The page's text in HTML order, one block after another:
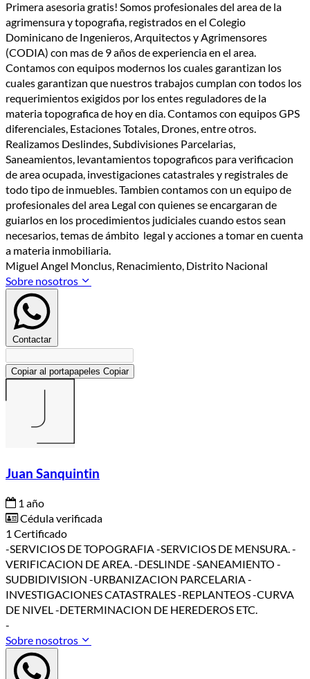
Primera asesoria gratis! Somos profesionales del area de la
agrimensura y topografia, registrados en el Colegio
Dominicano de Ingenieros, Arquitectos y Agrimensores
(CODIA) con mas de 9 años de experiencia en el area.
Contamos con equipos modernos los cuales garantizan los
cuales garantizan que nuestros trabajos cumplan con todos los
requerimientos exigidos por los entes reguladores de la
materia topografica de hoy en dia. Contamos con equipos GPS
diferenciales, Estaciones Totales, Drones, entre otros.
Realizamos Deslindes, Subdivisiones Parcelarias,
Saneamientos, levantamientos topograficos para verificacion
de area ocupada, investigaciones catastrales y registrales de
todo tipo de inmuebles. Tambien contamos con un equipo de
profesionales del area Legal con quienes se encargaran de
guiarlos en los procedimientos judiciales cuando estos sean
necesarios, temas de ámbito legal y acciones a tomar en cuenta
a materia inmobiliaria.
Miguel Angel Monclus, Renacimiento, Distrito Nacional
Sobre nosotros
Contactar
Copiar al portapapeles Copiar
Juan Sanquintin
1 año
Cédula verificada
1 Certificado
-SERVICIOS DE TOPOGRAFIA -SERVICIOS DE MENSURA. -
VERIFICACION DE AREA. -DESLINDE -SANEAMIENTO -
SUDBIDIVISION -URBANIZACION PARCELARIA -
INVESTIGACIONES CATASTRALES -REPLANTEOS -CURVA
DE NIVEL -DETERMINACION DE HEREDEROS ETC.
-
Sobre nosotros